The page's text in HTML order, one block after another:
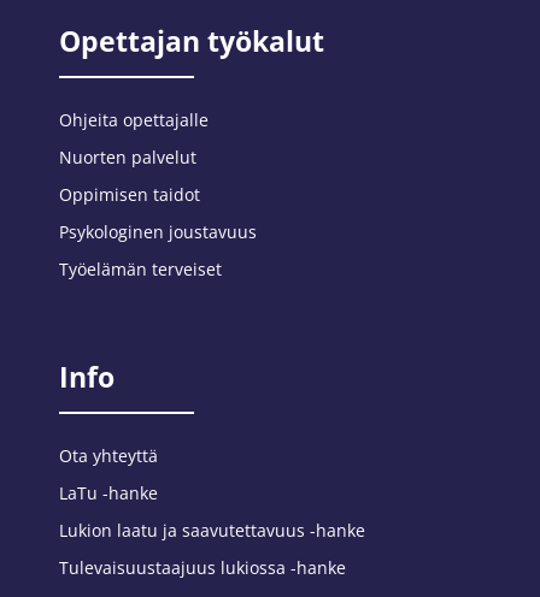
Opettajan työkalut
Ohjeita opettajalle
Nuorten palvelut
Oppimisen taidot
Psykologinen joustavuus
Työelämän terveiset
Info
Ota yhteyttä
LaTu -hanke
Lukion laatu ja saavutettavuus -hanke
Tulevaisuustaajuus lukiossa -hanke